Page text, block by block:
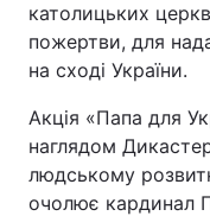
Спорт
Техно і зв'язок
Зброя
Здоров'я
католицьких
пожертви, для
на сході України.
Акція «Папа для
наглядом
людському
очолює кардинал